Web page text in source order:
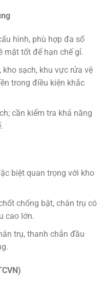
hình, phù hợp đa số
mặt tốt để hạn chế gỉ.
sạch, khu vực rửa vệ
trong điều kiện khắc
cần kiểm tra khả năng
biệt quan trọng với kho
chống bật, chân trụ có
cao lớn.
trụ, thanh chắn đầu